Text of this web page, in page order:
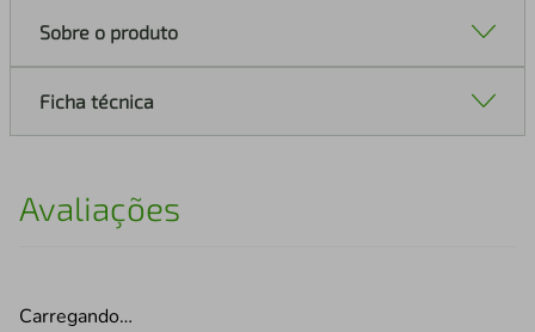
Sobre o produto
Ficha técnica
Avaliações
Carregando…